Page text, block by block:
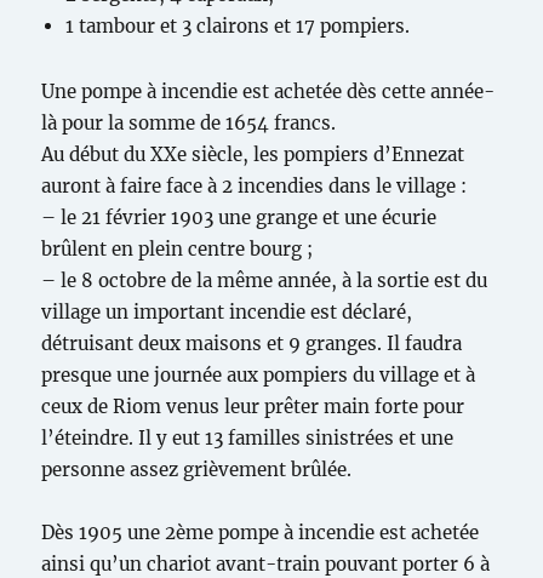
1 tambour et 3 clairons et 17 pompiers.
Une pompe à incendie est achetée dès cette année-
là pour la somme de 1654 francs.
Au début du XXe siècle, les pompiers d’Ennezat
auront à faire face à 2 incendies dans le village :
– le 21 février 1903 une grange et une écurie
brûlent en plein centre bourg ;
– le 8 octobre de la même année, à la sortie est du
village un important incendie est déclaré,
détruisant deux maisons et 9 granges. Il faudra
presque une journée aux pompiers du village et à
ceux de Riom venus leur prêter main forte pour
l’éteindre. Il y eut 13 familles sinistrées et une
personne assez grièvement brûlée.
Dès 1905 une 2ème pompe à incendie est achetée
ainsi qu’un chariot avant-train pouvant porter 6 à